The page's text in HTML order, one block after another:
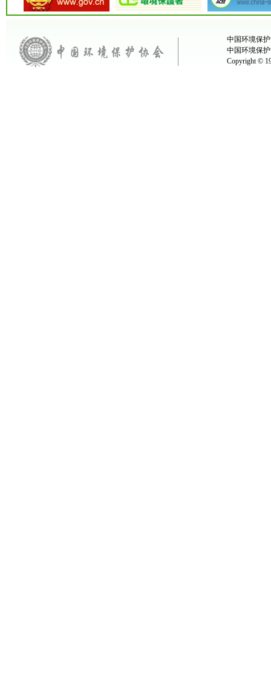
中国环境保
中国环境保
Copyright ©